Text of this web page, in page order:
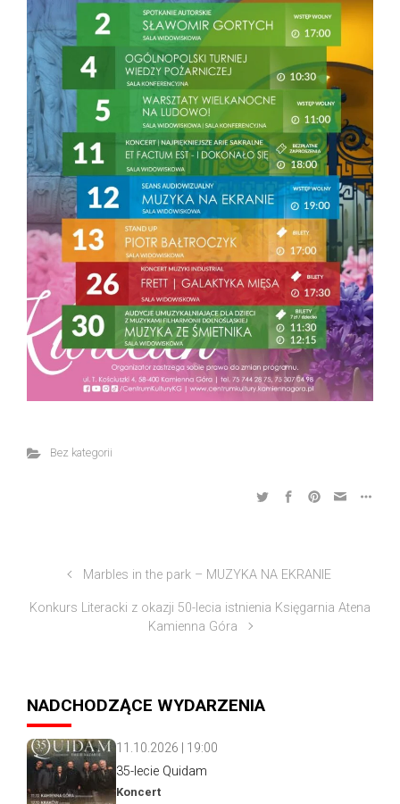
Bez kategorii
Marbles in the park – MUZYKA NA EKRANIE
Konkurs Literacki z okazji 50-lecia istnienia Księgarnia Atena
Kamienna Góra
NADCHODZĄCE WYDARZENIA
11.10.2026 | 19:00
35-lecie Quidam
Koncert